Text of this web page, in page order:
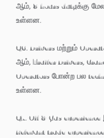
ஆம், 8 hours dutyக்கு
உள்ளன.
Q6. Drivers மற்றும்
ஆம், Trailer Drivers,
Operators போன்ற பல
உள்ளன.
Q7. Oil & Gas
Relevant trade